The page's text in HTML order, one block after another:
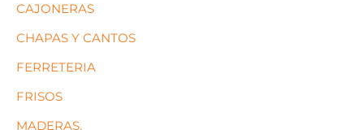
CAJONERAS
CHAPAS Y CANTOS
FERRETERIA
FRISOS
MADERAS.